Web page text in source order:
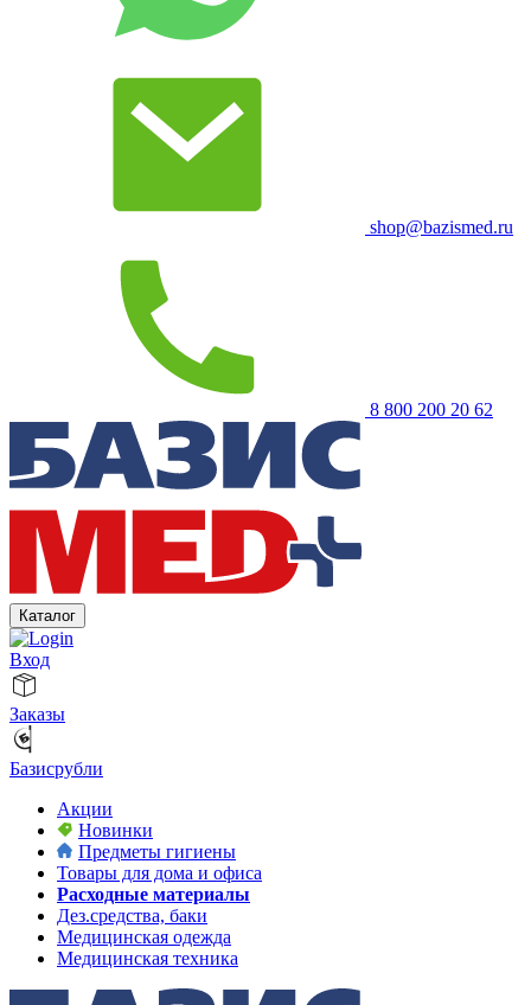
shop@bazismed.ru
8 800 200 20 62
Каталог
Вход
Заказы
Базисрубли
Акции
Новинки
Предметы гигиены
Товары для дома и офиса
Расходные материалы
Дез.средства, баки
Медицинская одежда
Медицинская техника